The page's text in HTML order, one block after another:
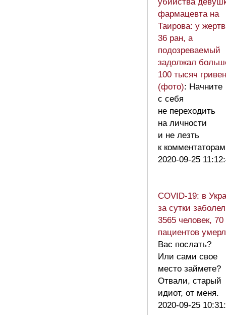
убийства
фармацевта на
Таирова: у
36 ран, а
подозреваемый
задолжал
100 тысяч гривен
(фото): Начните
с себя
не переходить
на личности
и не лезть
к
2020-09-25
COVID-19: в
за сутки
3565 человек, 70
пациентов
Вас послать?
Или сами свое
место займете?
Отвали, старый
идиот, от меня.
2020-09-25